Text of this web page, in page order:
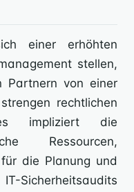
einer erhöhten
stellen,
Partnern von einer
rechtlichen
impliziert die
Ressourcen,
die Planung und